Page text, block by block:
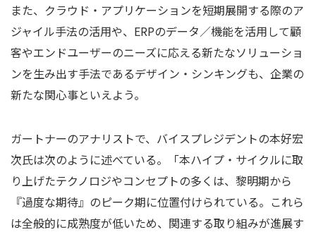
また、クラウド・アプリケーションを短期展開する際のア
ジャイル手法の活用や、ERPのデータ／機能を活用して顧
客やエンドユーザーのニーズに応える新たなソリューショ
ンを生み出す手法であるデザイン・シンキングも、企業の
新たな関心事といえよう。
ガートナーのアナリストで、バイスプレジデントの本好宏
次氏は次のように述べている。「本ハイプ・サイクルに取
り上げたテクノロジやコンセプトの多くは、黎明期から
『過度な期待』のピーク期に位置付けられている。これら
は全般的に成熟度が低いため、関連する取り組みが進展す